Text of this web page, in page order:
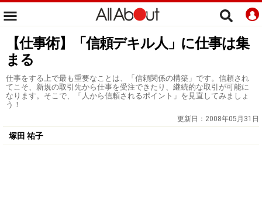
【仕事術】「信頼デキル人」に仕事は集
まる
仕事をする上で最も重要なことは、「信頼関係の構築」です。信頼され
てこそ、新規の取引先から仕事を受注できたり、継続的な取引が可能に
なります。そこで、「人から信頼されるポイント」を見直してみましょ
う！
更新日： 2008年05月31日
塚田 祐子